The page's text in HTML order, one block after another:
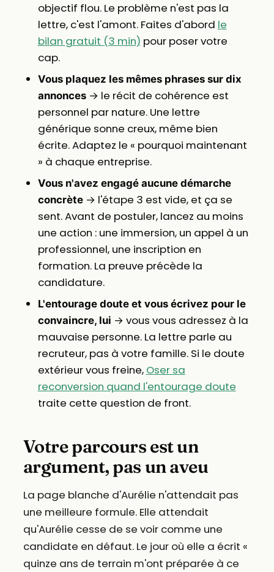
objectif flou. Le problème n'est pas la
lettre, c'est l'amont. Faites d'abord le
bilan gratuit (3 min) pour poser votre
cap.
Vous plaquez les mêmes phrases sur dix
annonces→ le récit de cohérence est
personnel par nature. Une lettre
générique sonne creux, même bien
écrite. Adaptez le « pourquoi maintenant
» à chaque entreprise.
Vous n'avez engagé aucune démarche
concrète→ l'étape 3 est vide, et ça se
sent. Avant de postuler, lancez au moins
une action : une immersion, un appel à un
professionnel, une inscription en
formation. La preuve précède la
candidature.
L'entourage doute et vous écrivez pour le
convaincre, lui → vous vous adressez à la
mauvaise personne. La lettre parle au
recruteur, pas à votre famille. Si le doute
extérieur vous freine, Oser sa
reconversion quand l'entourage doute
traite cette question de front.
Votre parcours est un
argument, pas un aveu
La page blanche d'Aurélie n'attendait pas
une meilleure formule. Elle attendait
qu'Aurélie cesse de se voir comme une
candidate en défaut. Le jour où elle a écrit «
quinze ans de terrain m'ont préparée à ce